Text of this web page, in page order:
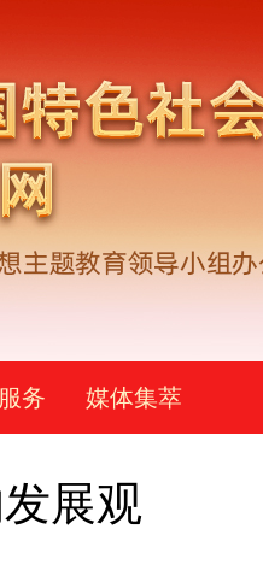
务 媒体集萃
展观